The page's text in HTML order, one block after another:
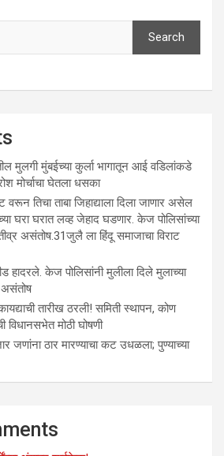
Search
मुलगी मुंबईच्या कुर्ला भागातून आई वडिलांकडे
मोर्चाचा घेतला धसका
तिचा ताबा जिहाद्याला दिला जाणार असेल
घरा घरात लव्ह जेहाद घडणार. केज पोलिसांच्या
असंतोष.31जुलै ला हिंदू समाजाचा विराट
हादरले. केज पोलिसांनी मुलीला दिले मुलाच्या
असंतोष
तारीख ठरली! समिती स्थापन, कोण
विधानसभेत मोठी घोषणी
जणांना ठार मारण्‍याचा कट उधळला; पुण्‍याच्‍या